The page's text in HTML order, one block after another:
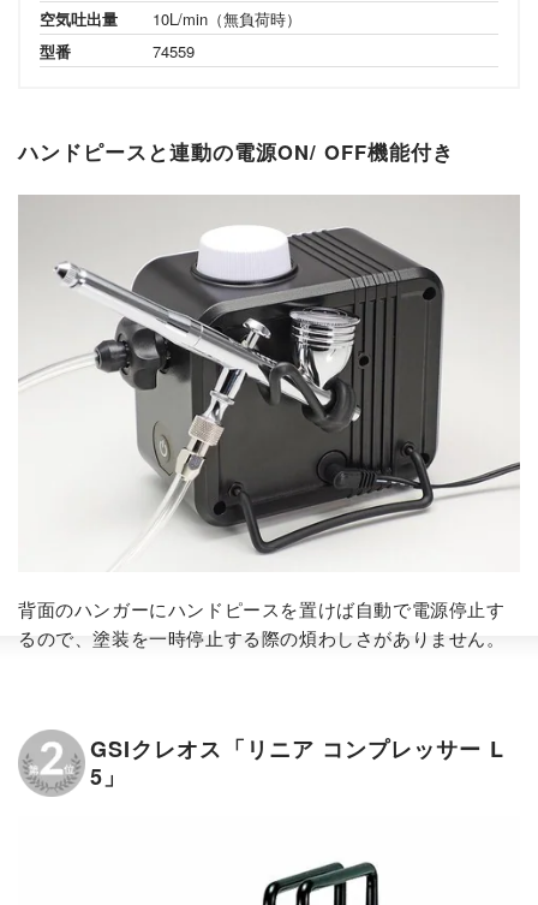
空気吐出量
10L/min（無負荷時）
型番
74559
ハンドピースと連動の電源ON/ OFF機能付き
背面のハンガーにハンドピースを置けば自動で電源停止す
るので、塗装を一時停止する際の煩わしさがありません。
GSIクレオス「リニア コンプレッサー L
5」